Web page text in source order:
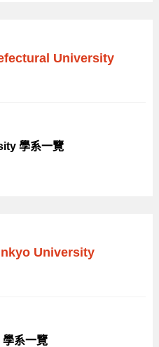
University
學系一覽
University
系一覽